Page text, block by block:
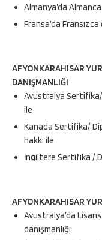
Almanya’da
Fransa’da Fransızca
AFYONKARAHISAR
DANIŞMANLIĞI
Avustralya Sertifika/
ile
Kanada Sertifika/
hakkı ile
İngiltere Sertifika /
AFYONKARAHISAR
Avustralya’da
danışmanlığı